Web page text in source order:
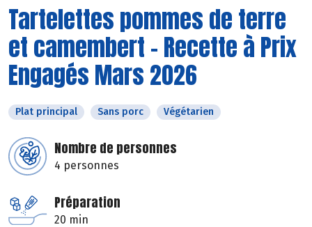
Tartelettes pommes de terre
et camembert - Recette à Prix
Engagés Mars 2026
Plat principal Sans porc Végétarien
Nombre de personnes
4 personnes
Préparation
20 min